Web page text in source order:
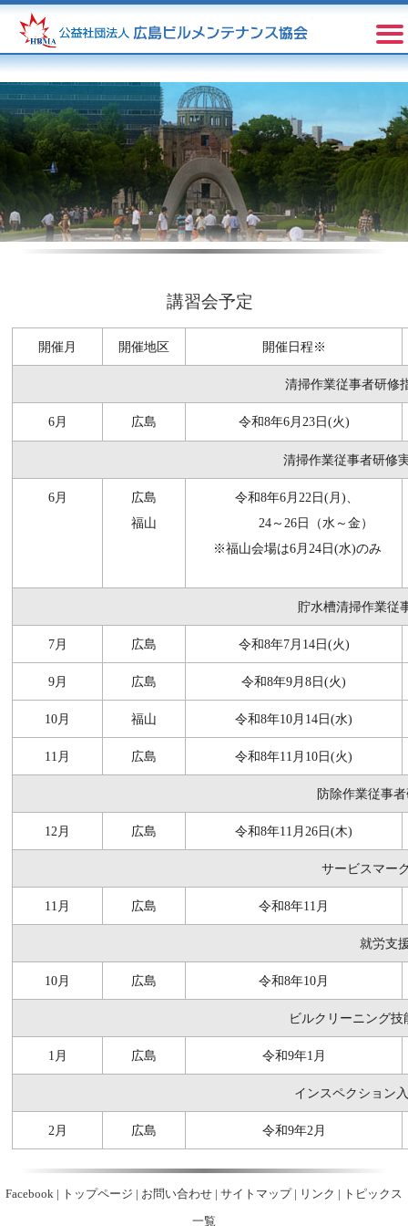
講習会予定
開催月 開催地区 開催日程※
清掃作業従事者研修
6月 広島 令和8年6月23日(火)
清掃作業従事者研修
6月
広島
福山
令和8年6月 22日(月)
24～26日（水 ～金）
※福山会場は6月24日(水)のみ
貯水槽清掃作業従
7月 広島 令和8年7月14日(火)
9月 広島 令和8年9月8日(火)
10月 福山 令和8年10月14日(水)
11月 広島 令和8年11月10日(火)
防除作業従事
12月 広島 令和8年11月26日(木)
サービスマー
11月 広島 令和8年11月
就労支
10月 広島 令和8年10月
ビルクリーニング
1月 広島 令和9年1月
インスペクション
2月 広島 令和9年2月
Facebook | トップページ | お問い合わせ | サイトマップ| リンク | トピックス
一覧